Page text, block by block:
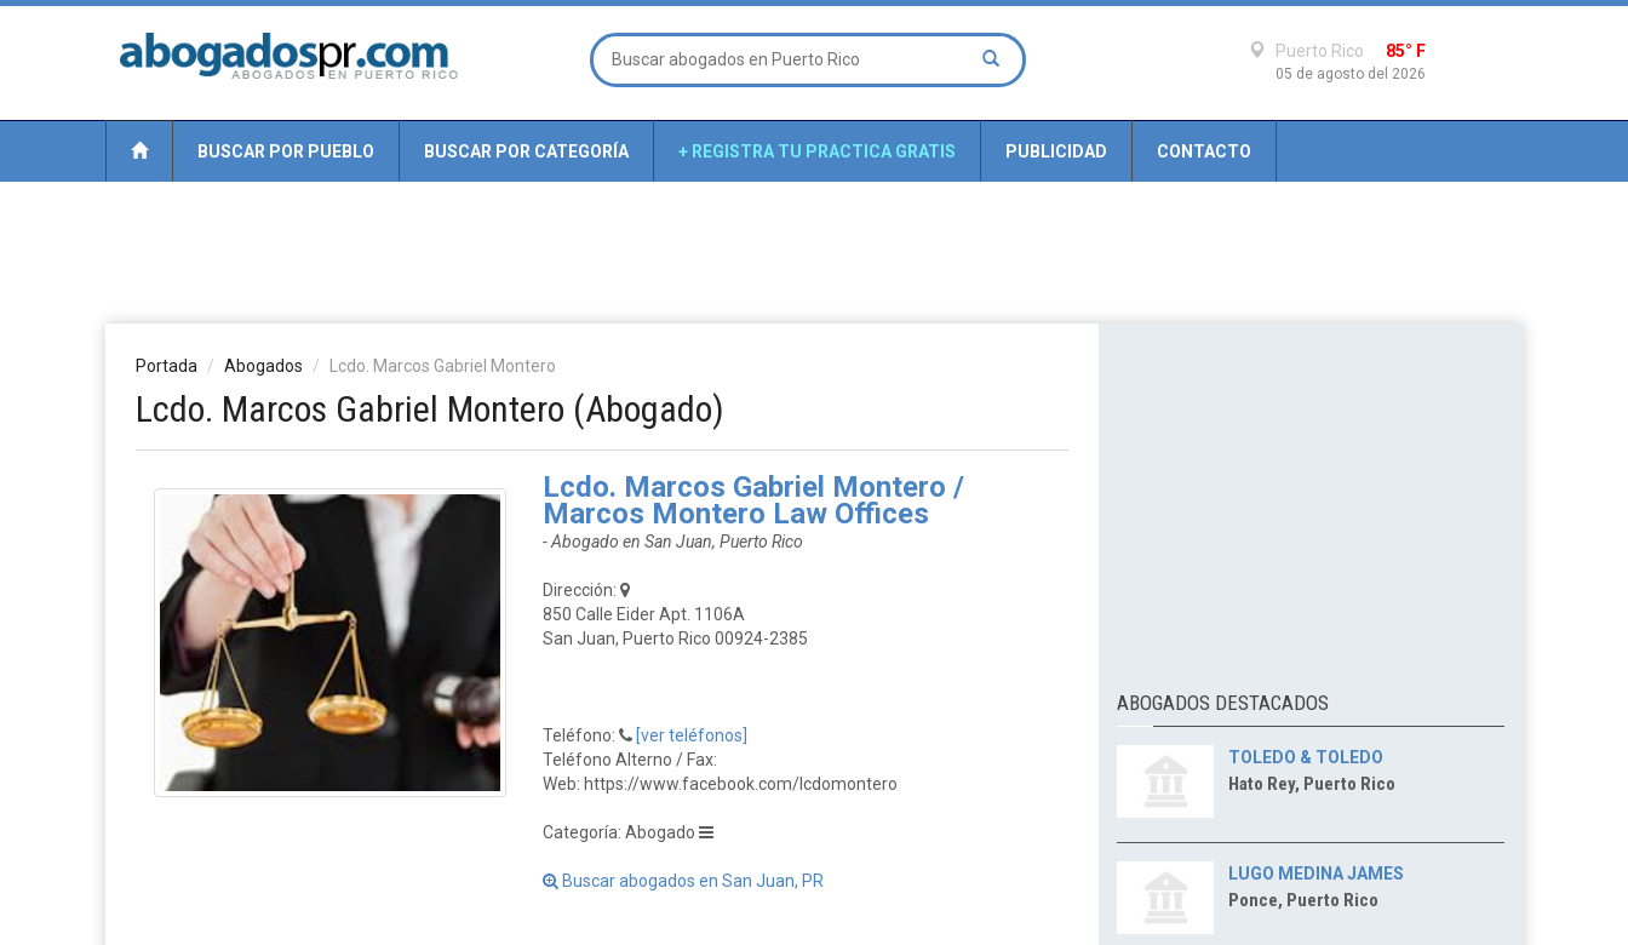
Puerto Rico 85° F
05 de agosto del 2026
BUSCAR POR PUEBLO BUSCAR POR CATEGORÍA + REGISTRA TU PRACTICA GRATIS PUBLICIDAD CONTACTO
Portada Abogados Lcdo. Marcos Gabriel Montero
Lcdo. Marcos Gabriel Montero (Abogado)
Lcdo. Marcos Gabriel Montero /
Marcos Montero Law Offices
- Abogado en San Juan, Puerto Rico
Dirección:
850 Calle Eider Apt. 1106A
San Juan, Puerto Rico 00924-2385
Teléfono:
[ver teléfonos]
Teléfono Alterno / Fax:
Web: https://www.facebook.com/lcdomontero
Categoría: Abogado
Buscar abogados en San Juan, PR
ABOGADOS DESTACADOS
TOLEDO & TOLEDO
Hato Rey, Puerto Rico
LUGO MEDINA JAMES
Ponce, Puerto Rico